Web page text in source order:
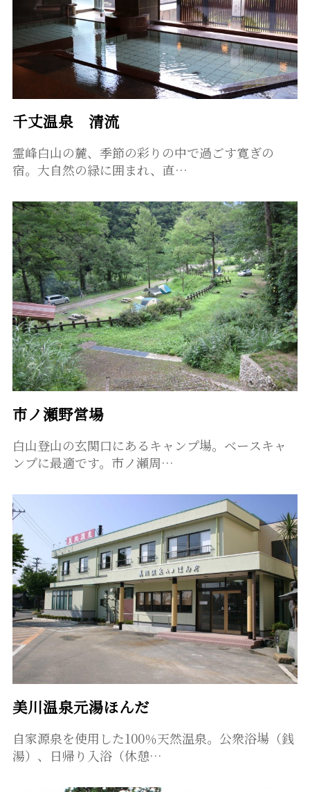
千丈温泉 清流
霊峰白山の麓、季節の彩りの中で過ごす寛ぎの
宿。大自然の緑に囲まれ、直…
市ノ瀬野営場
白山登山の玄関口にあるキャンプ場。ベースキャ
ンプに最適です。市ノ瀬周…
美川温泉元湯ほんだ
自家源泉を使用した100％天然温泉。公衆浴場（銭
湯）、日帰り入浴（休憩…